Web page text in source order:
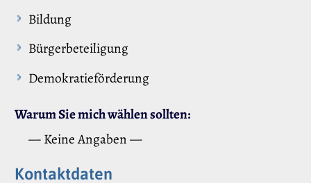
Bildung
Bürgerbeteiligung
Demokratieförderung
Warum Sie mich wählen sollten:
— Keine Angaben —
Kontaktdaten